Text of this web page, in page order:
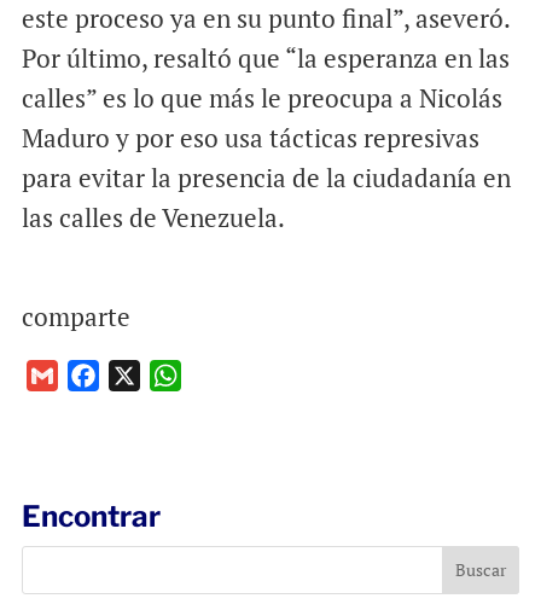
este proceso ya en su punto final”, aseveró.
Por último, resaltó que “la esperanza en las
calles” es lo que más le preocupa a Nicolás
Maduro y por eso usa tácticas represivas
para evitar la presencia de la ciudadanía en
las calles de Venezuela.
comparte
o
k
p
Encontrar